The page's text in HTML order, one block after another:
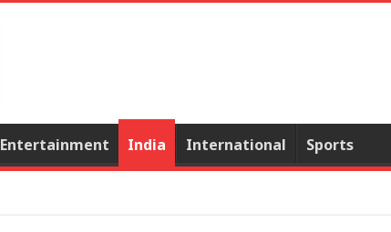
Entertainment India International Sports